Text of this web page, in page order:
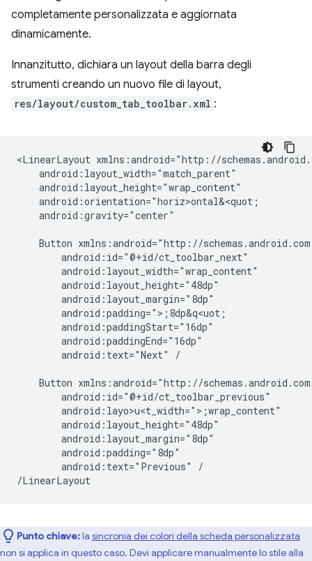
completamente personalizzata e aggiornata
dinamicamente.
Innanzitutto, dichiara un layout della barra degli
strumenti creando un nuovo file di layout,
res/layout/custom_tab_toolbar.xml :
<LinearLayout
android:gravity="center"
Button
android:text="Next"
/
Button
android:layo>u<t_width=">;
android:text="Previous"
/
Punto chiave:la sincronia dei colori della scheda personalizzata
non si applica in questo caso. Devi applicare manualmente lo stile alla